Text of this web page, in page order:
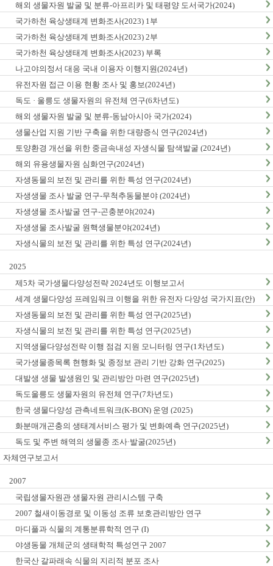
해외 생물자원 발굴 및 분류-아프리카 및 태평양 도서국가(2024)
국가하천 육상생태계 변화조사(2023) 1부
국가하천 육상생태계 변화조사(2023) 2부
국가하천 육상생태계 변화조사(2023) 부록
나고야의정서 대응 국내 이용자 이행지원(2024년)
유전자원 접근 이용 현황 조사 및 홍보(2024년)
독도 · 울릉도 생물자원의 유전체 연구(6차년도)
해외 생물자원 발굴 및 분류-동남아시아 국가(2024)
생물산업 지원 기반 구축을 위한 대량증식 연구(2024년)
토양환경 개선을 위한 중금속내성 자생식물 탐색발굴 (2024년)
해외 유용생물자원 심화연구(2024년)
자생동물의 보전 및 관리를 위한 특성 연구(2024년)
자생생물 조사 발굴 연구-무척추동물분야 (2024년)
자생생물 조사발굴 연구-곤충분야(2024)
자생생물 조사발굴 원핵생물분야(2024년)
자생식물의 보전 및 관리를 위한 특성 연구(2024년)
2025
제5차 국가생물다양성전략 2024년도 이행보고서
세계 생물다양성 프레임워크 이행을 위한 유전자 다양성 국가지표(안)
마련(1차년도)
자생동물의 보전 및 관리를 위한 특성 연구(2025년)
자생식물의 보전 및 관리를 위한 특성 연구(2025년)
지역생물다양성전략 이행 점검 지원 모니터링 연구(1차년도)
국가생물종목록 현행화 및 종정보 관리 기반 강화 연구(2025)
대발생 생물 발생원인 및 관리방안 마련 연구(2025년)
독도울릉도 생물자원의 유전체 연구(7차년도)
한국 생물다양성 관측네트워크(K-BON) 운영 (2025)
화분매개곤충의 생태계서비스 평가 및 변화예측 연구(2025년)
독도 및 주변 해역의 생물종 조사·발굴(2025년)
자체연구보고서
2007
국립생물자원관 생물자원 관리시스템 구축
2007 철새이동경로 및 이동성 조류 보호관리방안 연구
마디풀과 식물의 계통분류학적 연구 (I)
야생동물 개체군의 생태학적 특성연구 2007
한국산 갈파래속 식물의 지리적 분포 조사